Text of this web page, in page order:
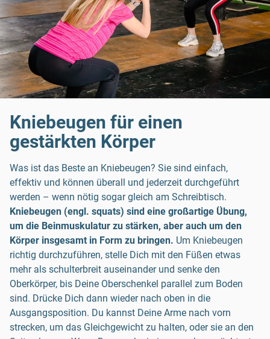
Kniebeugen für einen
gestärkten Körper
Was ist das Beste an Kniebeugen? Sie sind einfach,
effektiv und können überall und jederzeit durchgeführt
werden – wenn nötig sogar gleich am Schreibtisch.
Kniebeugen (engl. squats) sind eine großartige Übung,
um die Beinmuskulatur zu stärken, aber auch um den
Körper insgesamt in Form zu bringen. Um Kniebeugen
richtig durchzuführen, stelle Dich mit den Füßen etwas
mehr als schulterbreit auseinander und senke den
Oberkörper, bis Deine Oberschenkel parallel zum Boden
sind. Drücke Dich dann wieder nach oben in die
Ausgangsposition. Du kannst Deine Arme nach vorn
strecken, um das Gleichgewicht zu halten, oder sie an den